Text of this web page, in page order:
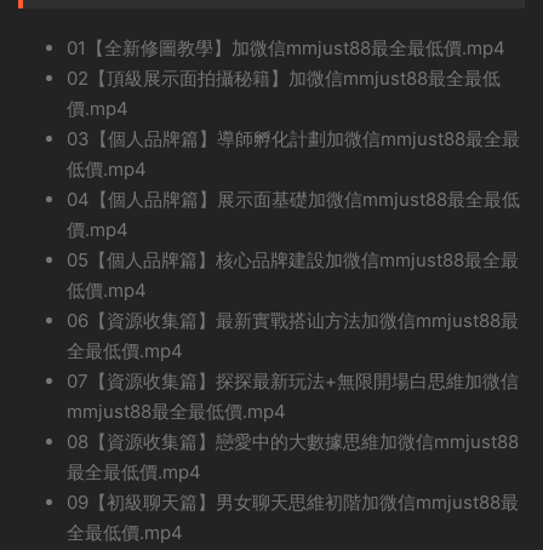
01【全新修圖教學】加微信mmjust88最全最低價.mp4
02【頂級展示面拍攝秘籍】加微信mmjust88最全最低
價.mp4
03【個人品牌篇】導師孵化計劃加微信mmjust88最全最
低價.mp4
04【個人品牌篇】展示面基礎加微信mmjust88最全最低
價.mp4
05【個人品牌篇】核心品牌建設加微信mmjust88最全最
低價.mp4
06【資源收集篇】最新實戰搭讪方法加微信mmjust88最
全最低價.mp4
07【資源收集篇】探探最新玩法+無限開場白思維加微信
mmjust88最全最低價.mp4
08【資源收集篇】戀愛中的大數據思維加微信mmjust88
最全最低價.mp4
09【初級聊天篇】男女聊天思維初階加微信mmjust88最
全最低價.mp4